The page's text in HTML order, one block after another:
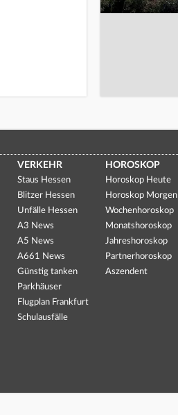
VERKEHR
Staus Hessen
Blitzer Hessen
Unfälle Hessen
A3 News
A5 News
A661 News
Günstig tanken
Parkhäuser
Flugplan Frankfurt
Schulausfälle
HOROSKOP
Horoskop Heute
Horoskop Morgen
Wochenhoroskop
Monatshoroskop
Jahreshoroskop
Partnerhoroskop
Aszendent